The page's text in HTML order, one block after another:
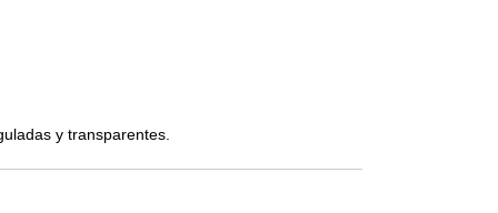
y transparentes.